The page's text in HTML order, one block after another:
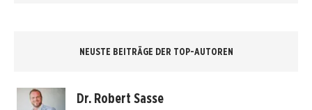
NEUSTE BEITRÄGE DER TOP-AUTOREN
Dr. Robert Sasse